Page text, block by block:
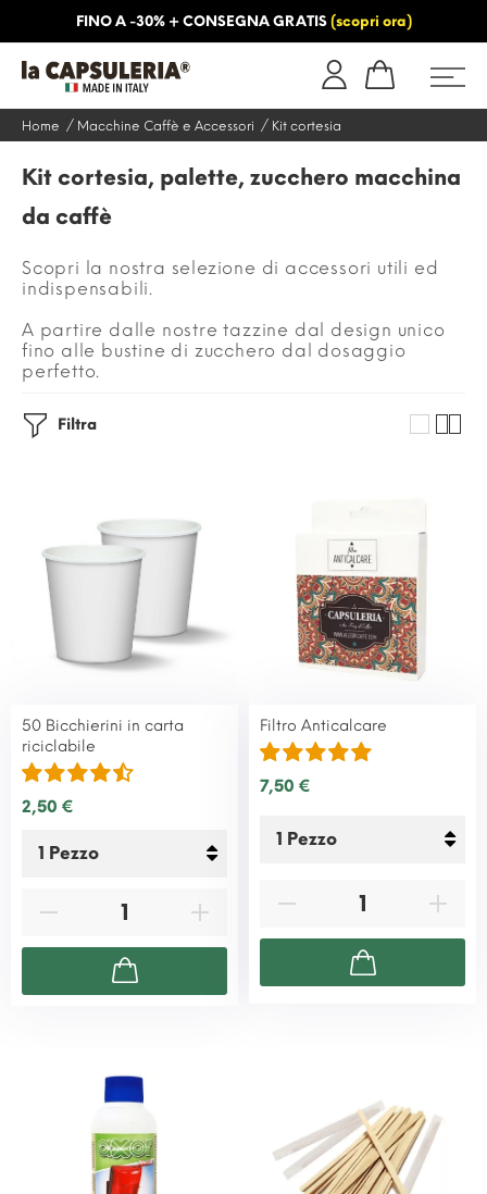
FINO A -30% + CONSEGNA GRATIS (scopri ora)
Home Macchine Caffè e Accessori Kit cortesia
Kit cortesia, palette, zucchero macchina
da caffè
Scopri la nostra selezione di accessori utili ed
indispensabili.
A partire dalle nostre tazzine dal design unico
fino alle bustine di zucchero dal dosaggio
perfetto.
Filtra
50 Bicchierini in carta
riciclabile
2,50 €
Filtro Anticalcare
7,50 €